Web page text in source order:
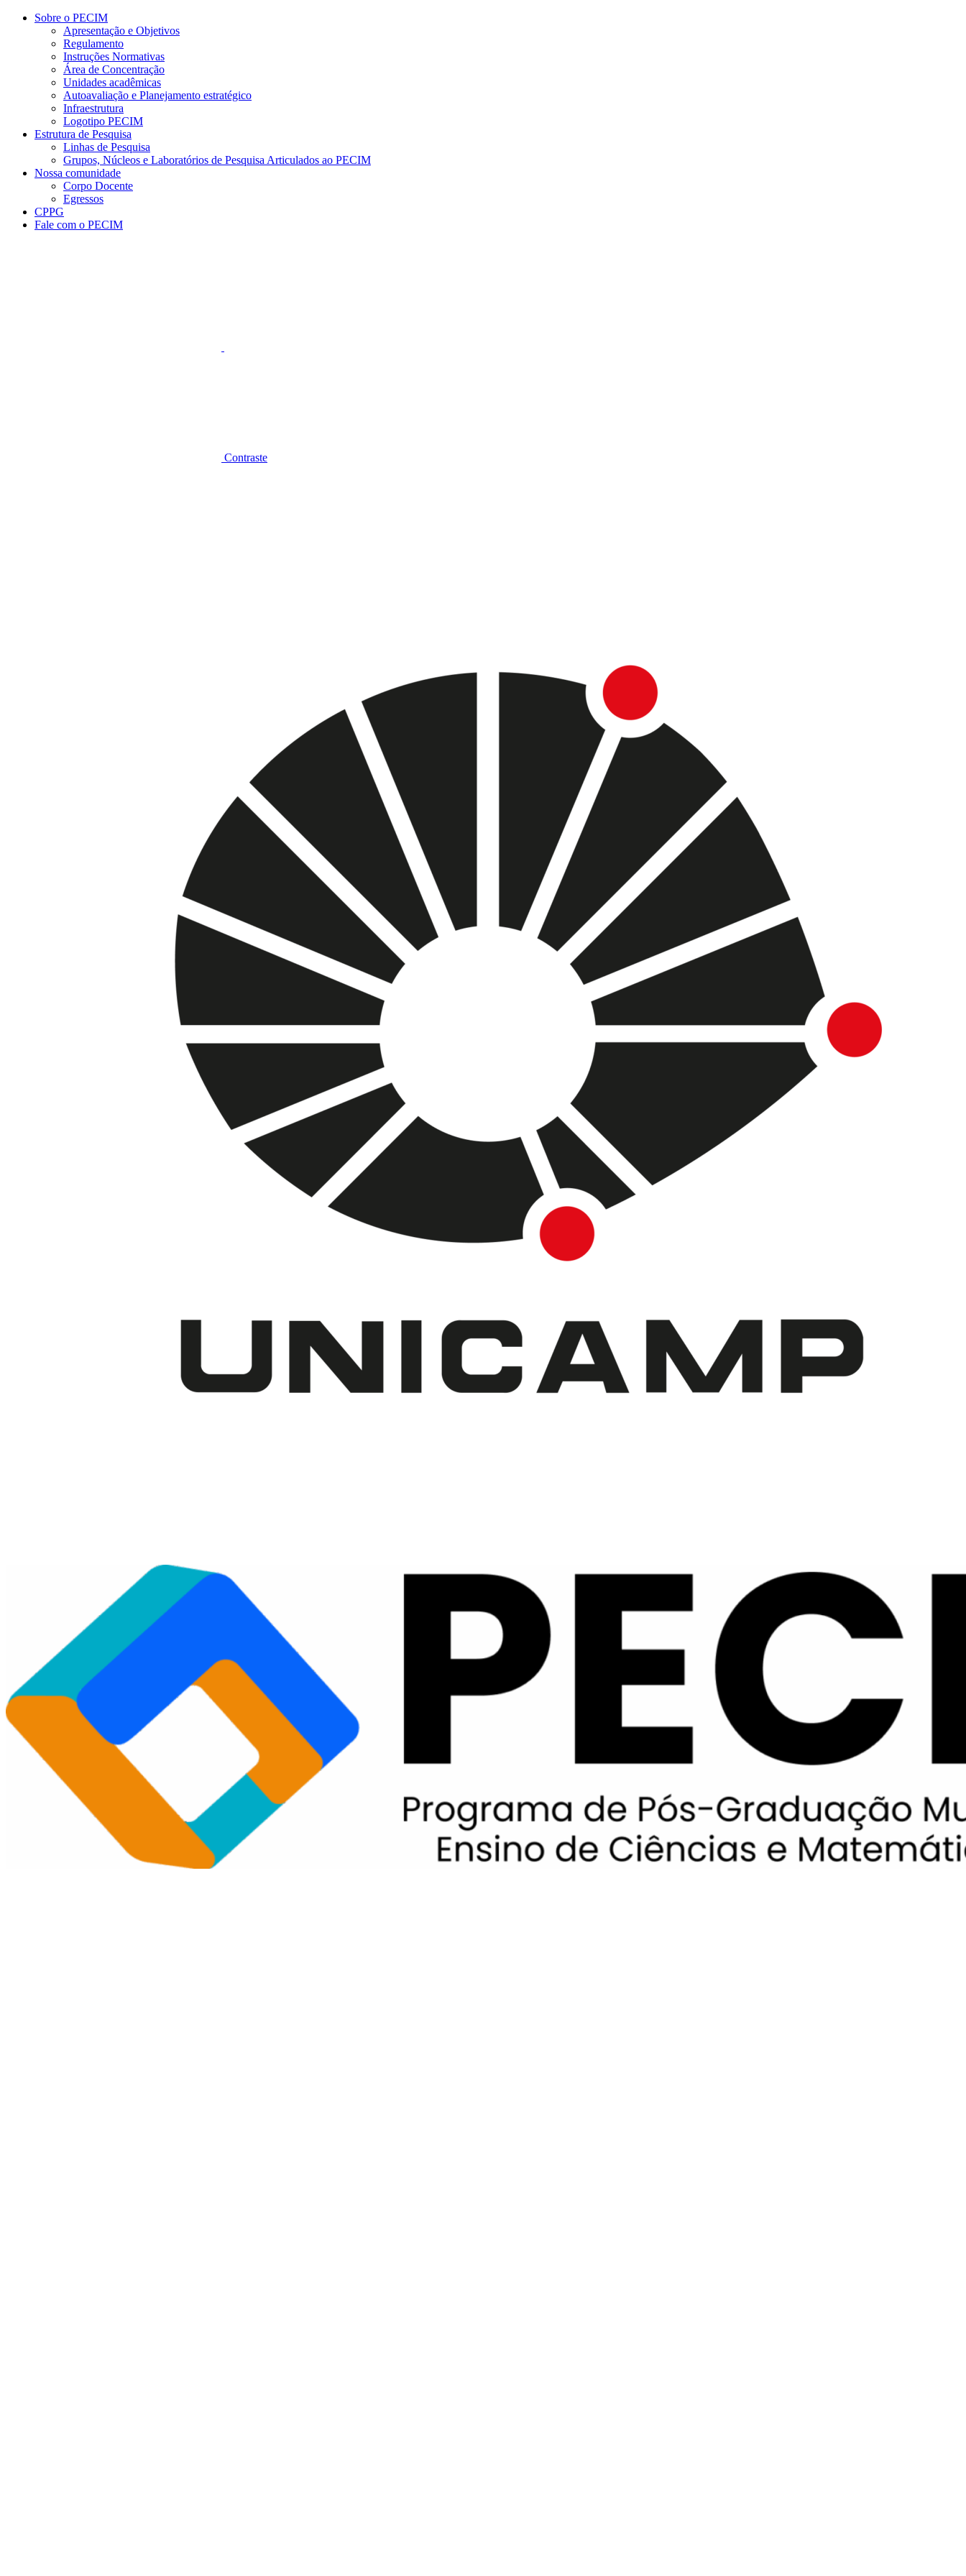
Conteúdo principal Menu principal
Sobre o PECIM
Apresentação e Objetivos
Regulamento
Instruções Normativas
Área de Concentração
Unidades acadêmicas
Autoavaliação e Planejamento estratégico
Infraestrutura
Logotipo PECIM
Estrutura de Pesquisa
Linhas de Pesquisa
Grupos, Núcleos e Laboratórios de Pesquisa Articulados ao PECIM
Nossa comunidade
Corpo Docente
Egressos
CPPG
Fale com o PECIM
Contraste